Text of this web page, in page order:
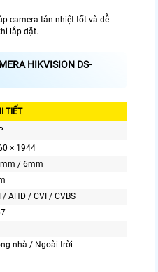
camera tản nhiệt tốt và dễ
lắp đặt.
HIKVISION DS-
TIẾT
× 1944
/ 6mm
/ AHD / CVI / CVBS
nhà / Ngoài trời